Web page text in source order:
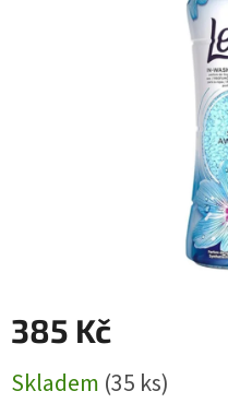
385 Kč
cena:
Skladem (35 ks)